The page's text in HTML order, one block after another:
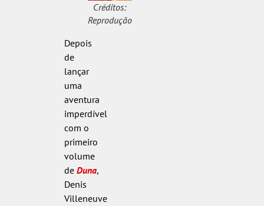
Créditos:
Reprodução
Depois
de
lançar
uma
aventura
imperdível
com o
primeiro
volume
de Duna,
Denis
Villeneuve